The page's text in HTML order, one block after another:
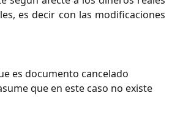
es decir con las modificaciones
es documento cancelado
que en este caso no existe